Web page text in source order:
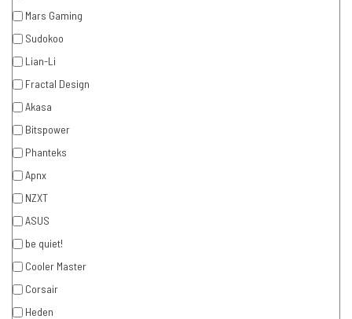
Mars Gaming
Sudokoo
Lian-Li
Fractal Design
Akasa
Bitspower
Phanteks
Apnx
NZXT
ASUS
be quiet!
Cooler Master
Corsair
Heden